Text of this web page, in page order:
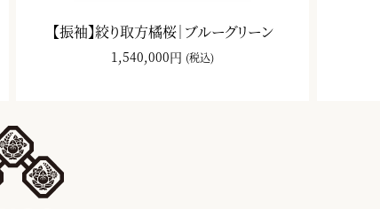
【振袖】絞り取方橘桜｜ブルーグリーン
1,540,000円 (税込)